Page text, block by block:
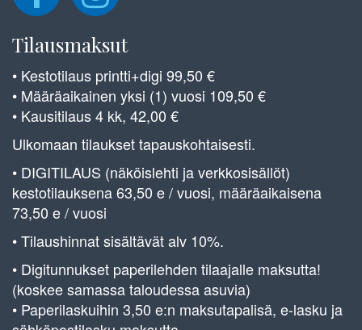
Tilausmaksut
• Kestotilaus printti+digi 99,50 €
• Määräaikainen yksi (1) vuosi 109,50 €
• Kausitilaus 4 kk, 42,00 €
Ulkomaan tilaukset tapauskohtaisesti.
• DIGITILAUS (näköislehti ja verkkosisällöt)
kestotilauksena 63,50 e / vuosi, määräaikaisena
73,50 e / vuosi
• Tilaushinnat sisältävät alv 10%.
• Digitunnukset paperilehden tilaajalle maksutta!
(koskee samassa taloudessa asuvia)
• Paperilaskuihin 3,50 e:n maksutapalisä, e-lasku ja